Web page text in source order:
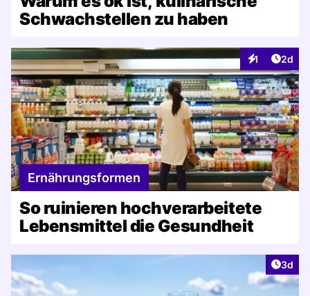
Schwachstellen zu haben
1
Interaktionen
2d
Ernährungsformen
So ruinieren hochverarbeitete
Lebensmittel die Gesundheit
3d